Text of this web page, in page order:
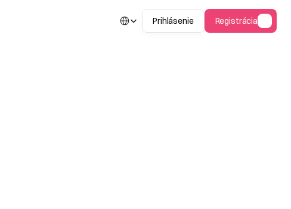
Select Language
Prihlásenie Registrácia